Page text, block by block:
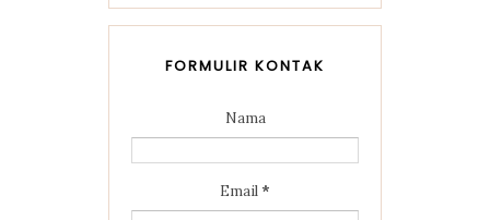
FORMULIR KONTAK
Nama
Email *